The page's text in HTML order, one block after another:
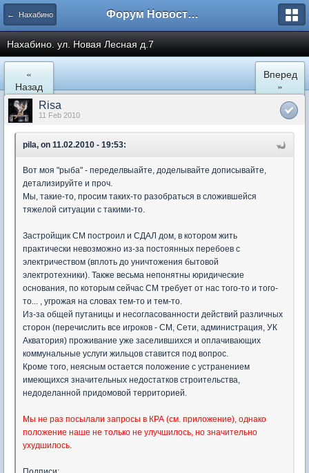
← Нахабино Форум Новостройки
Нахабино. ул. Новая Лесная д.7
«
Назад
Вперед
»
Risa
11 Feb 2010
pila, on 11.02.2010 - 19:53:
Вот моя "рыба" - переделвыайте, доделывайте дописывайте,
детализируйте и проч.
Мы, такие-то, просим таких-то разобраться в сложившейся
тяжелой ситуации с такими-то.
Застройщик СМ построил и СДАЛ дом, в котором жить
практически невозможно из-за постоянных перебоев с
электричеством (вплоть до уничтожения бытовой
электротехники). Также весьма непонятны юридические
основания, по которым сейчас СМ требует от нас того-то и того-
то... , угрожая на словах тем-то и тем-то.
Из-за общей путаницы и несогласованности действий различных
сторон (перечислить все игроков - СМ, Сети, администрация, УК
Акватория) проживание уже заселившихся и оплачивающих
коммунальные услуги жильцов ставится под вопрос.
Кроме того, неясным остается положение с устранением
имеющихся значительных недостатков строительства,
недоделанной придомовой территорией.
Мы не раз посылали запросы в КРА (см. приложение), однако
положение наше не только не улучшилось, но значительно
ухудшилось.